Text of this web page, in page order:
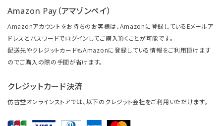
Amazon Pay（アマゾンペイ）
Amazonアカウントをお持ちのお客様は、Amazonに登録しているEメールア
ドレスとパスワードでログインしてご購入頂くことが可能です。
配送先やクレジットカードもAmazonに登録している情報をご利用頂けます
のでご購入の際の手間が省けます。
クレジットカード決済
仿古堂オンラインストアでは、以下のクレジット会社をご利用いただけます。